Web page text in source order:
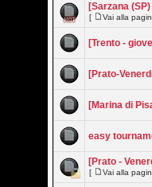
[Sarzana
[ Vai alla
[Trento -
[Prato-
[Marina di
easy
[Prato -
[ Vai alla